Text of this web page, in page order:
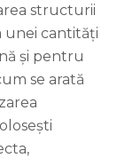
structurii
unei cantități
și pentru
se arată